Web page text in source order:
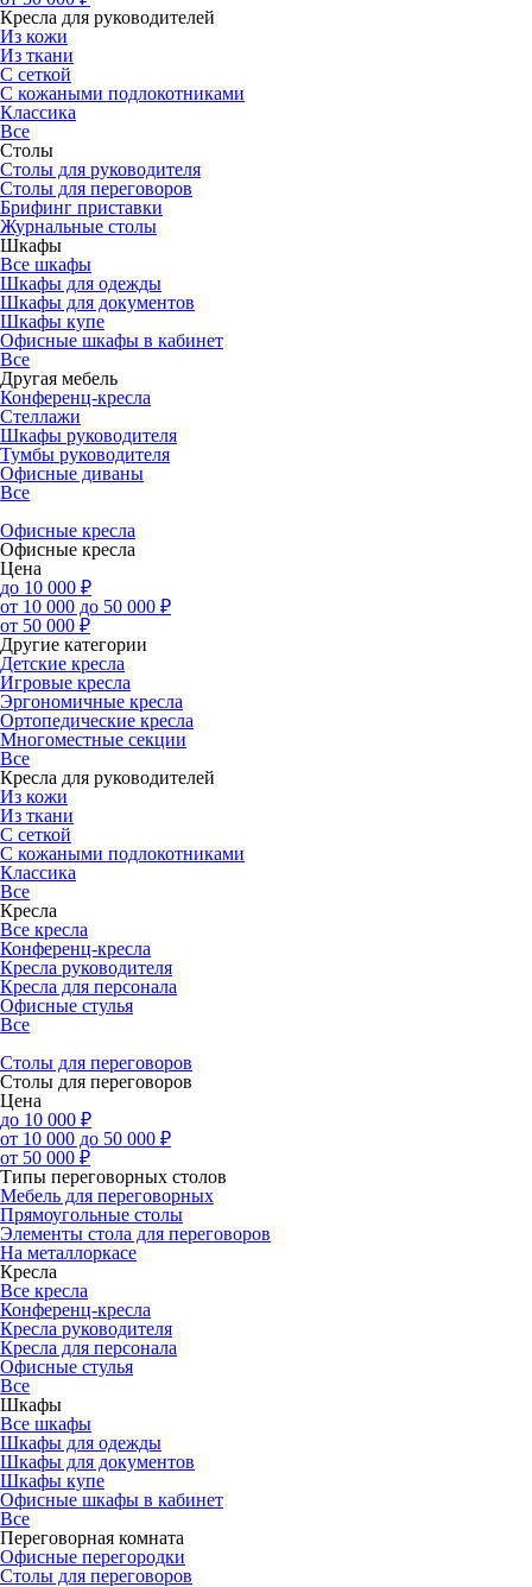
Кресла для руководителей
Из кожи
Из ткани
С сеткой
С кожаными подлокотниками
Классика
Все
Столы
Столы для руководителя
Столы для переговоров
Брифинг приставки
Журнальные столы
Шкафы
Все шкафы
Шкафы для одежды
Шкафы для документов
Шкафы купе
Офисные шкафы в кабинет
Все
Другая мебель
Конференц-кресла
Стеллажи
Шкафы руководителя
Тумбы руководителя
Офисные диваны
Все
Офисные кресла
Офисные кресла
Цена
до 10 000 ₽
от 10 000 до 50 000 ₽
от 50 000 ₽
Другие категории
Детские кресла
Игровые кресла
Эргономичные кресла
Ортопедические кресла
Многоместные секции
Все
Кресла для руководителей
Из кожи
Из ткани
С сеткой
С кожаными подлокотниками
Классика
Все
Кресла
Все кресла
Конференц-кресла
Кресла руководителя
Кресла для персонала
Офисные стулья
Все
Столы для переговоров
Столы для переговоров
Цена
до 10 000 ₽
от 10 000 до 50 000 ₽
от 50 000 ₽
Типы переговорных столов
Мебель для переговорных
Прямоугольные столы
Элементы стола для переговоров
На металлоркасе
Кресла
Все кресла
Конференц-кресла
Кресла руководителя
Кресла для персонала
Офисные стулья
Все
Шкафы
Все шкафы
Шкафы для одежды
Шкафы для документов
Шкафы купе
Офисные шкафы в кабинет
Все
Переговорная комната
Офисные перегородки
Столы для переговоров